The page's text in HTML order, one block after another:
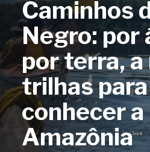
Caminhos
Negro: por
por terra, a
trilhas para
conhecer a
Amazônia